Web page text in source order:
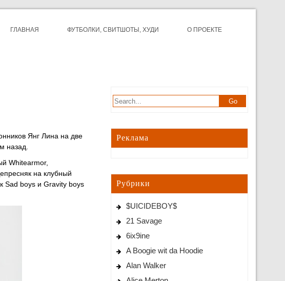
ГЛАВНАЯ ФУТБОЛКИ, СВИТШОТЫ, ХУДИ О ПРОЕКТЕ
Янг Лина на две
назад.
Whitearmor,
на клубный
Sad boys и Gravity boys
Реклама
Рубрики
$UICIDEBOY$
21 Savage
6ix9ine
A Boogie wit da Hoodie
Alan Walker